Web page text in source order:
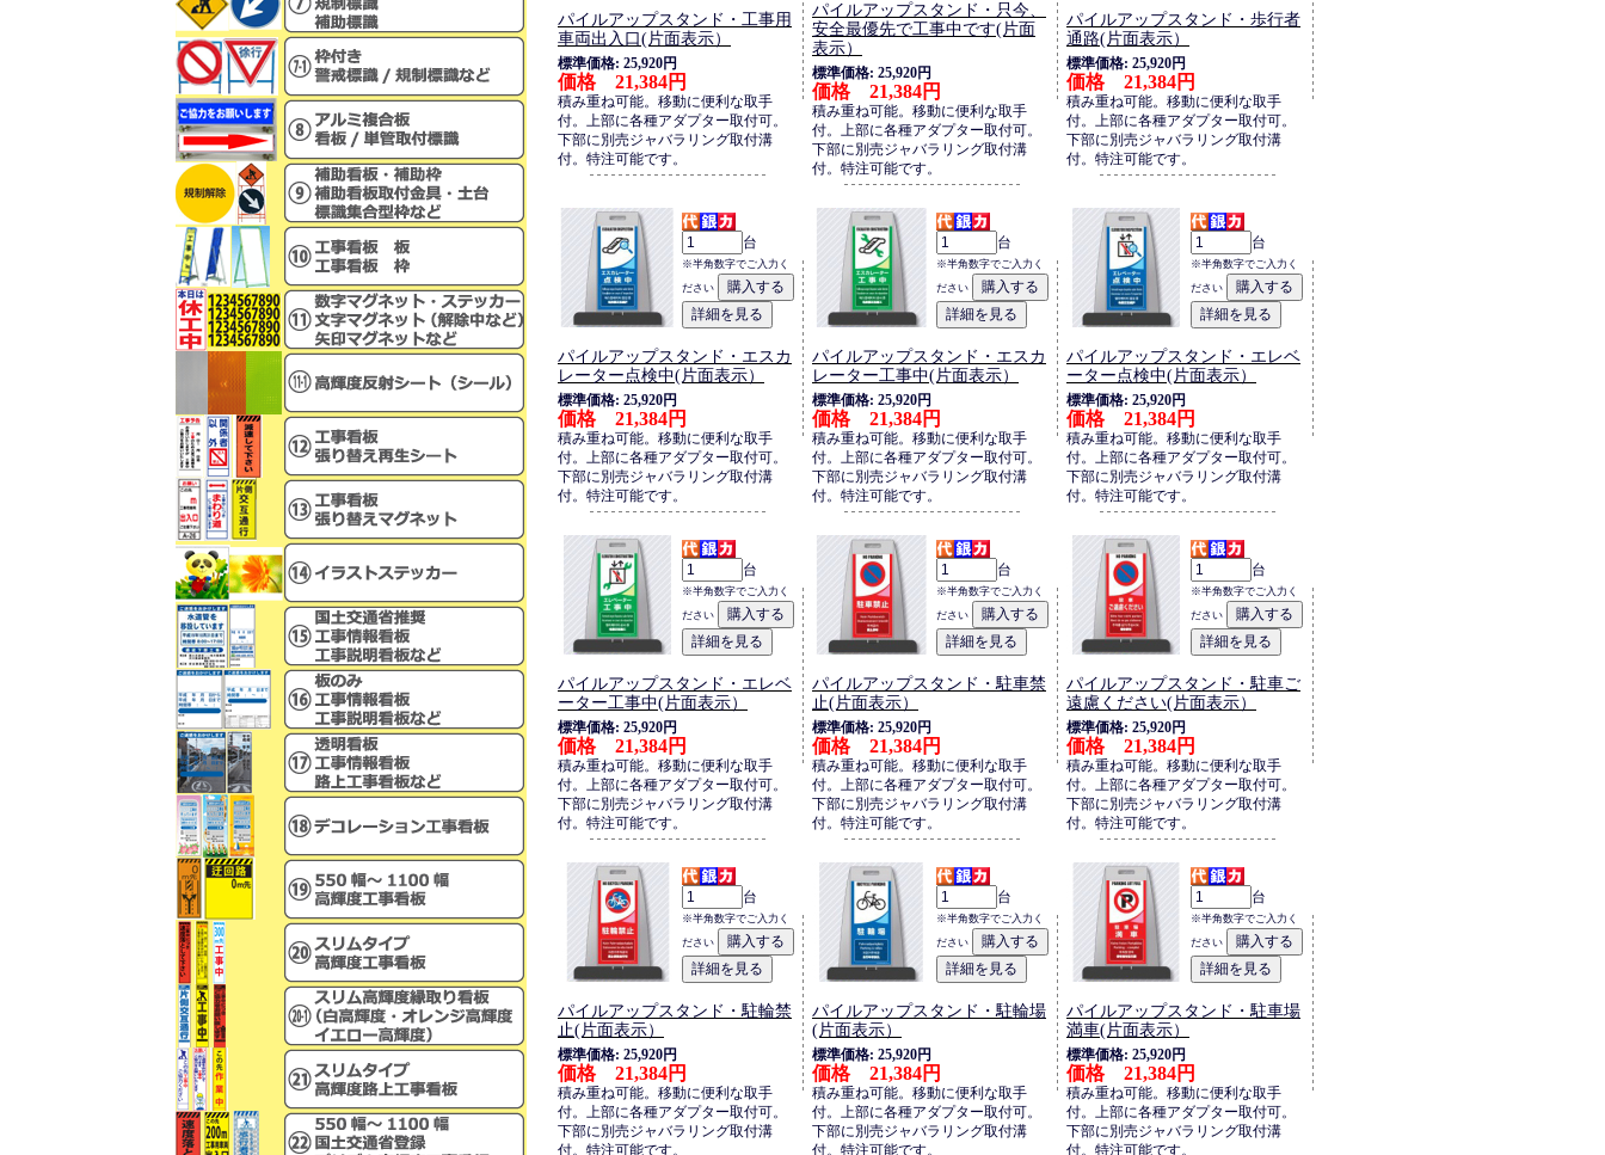
パイルアップスタンド・工事用
車両出入口(片面表示）
標準価格: 25,920円
価格 21,384円
積み重ね可能。移動に便利な取手
付。上部に各種アダプター取付可。
下部に別売ジャバラリング取付溝
付。特注可能です。
パイルアップスタンド・只今、
安全最優先で工事中です(片面
表示）
標準価格: 25,920円
価格 21,384円
積み重ね可能。移動に便利な取手
付。上部に各種アダプター取付可。
下部に別売ジャバラリング取付溝
付。特注可能です。
パイルアップスタンド・歩行者
通路(片面表示）
標準価格: 25,920円
価格 21,384円
積み重ね可能。移動に便利な取手
付。上部に各種アダプター取付可。
下部に別売ジャバラリング取付溝
付。特注可能です。
台
※半角数字でご入力く
ださい
パイルアップスタンド・エスカ
レーター点検中(片面表示）
標準価格: 25,920円
価格 21,384円
積み重ね可能。移動に便利な取手
付。上部に各種アダプター取付可。
下部に別売ジャバラリング取付溝
付。特注可能です。
台
※半角数字でご入力く
ださい
パイルアップスタンド・エスカ
レーター工事中(片面表示）
標準価格: 25,920円
価格 21,384円
積み重ね可能。移動に便利な取手
付。上部に各種アダプター取付可。
下部に別売ジャバラリング取付溝
付。特注可能です。
台
※半角数字でご入力く
ださい
パイルアップスタンド・エレベ
ーター点検中(片面表示）
標準価格: 25,920円
価格 21,384円
積み重ね可能。移動に便利な取手
付。上部に各種アダプター取付可。
下部に別売ジャバラリング取付溝
付。特注可能です。
台
※半角数字でご入力く
ださい
パイルアップスタンド・エレベ
ーター工事中(片面表示）
標準価格: 25,920円
価格 21,384円
積み重ね可能。移動に便利な取手
付。上部に各種アダプター取付可。
下部に別売ジャバラリング取付溝
付。特注可能です。
台
※半角数字でご入力く
ださい
パイルアップスタンド・駐車禁
止(片面表示）
標準価格: 25,920円
価格 21,384円
積み重ね可能。移動に便利な取手
付。上部に各種アダプター取付可。
下部に別売ジャバラリング取付溝
付。特注可能です。
台
※半角数字でご入力く
ださい
パイルアップスタンド・駐車ご
遠慮ください(片面表示）
標準価格: 25,920円
価格 21,384円
積み重ね可能。移動に便利な取手
付。上部に各種アダプター取付可。
下部に別売ジャバラリング取付溝
付。特注可能です。
台
※半角数字でご入力く
ださい
パイルアップスタンド・駐輪禁
止(片面表示）
標準価格: 25,920円
価格 21,384円
積み重ね可能。移動に便利な取手
付。上部に各種アダプター取付可。
下部に別売ジャバラリング取付溝
付。特注可能です。
台
※半角数字でご入力く
ださい
パイルアップスタンド・駐輪場
(片面表示）
標準価格: 25,920円
価格 21,384円
積み重ね可能。移動に便利な取手
付。上部に各種アダプター取付可。
下部に別売ジャバラリング取付溝
付。特注可能です。
台
※半角数字でご入力く
ださい
パイルアップスタンド・駐車場
満車(片面表示）
標準価格: 25,920円
価格 21,384円
積み重ね可能。移動に便利な取手
付。上部に各種アダプター取付可。
下部に別売ジャバラリング取付溝
付。特注可能です。